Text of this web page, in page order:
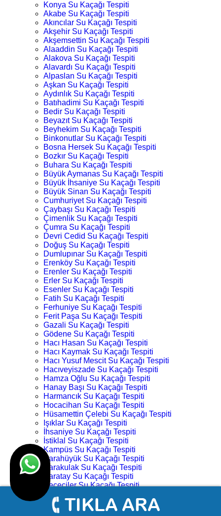
Konya Su Kaçağı Tespiti
Akabe Su Kaçağı Tespiti
Akıncılar Su Kaçağı Tespiti
Akşehir Su Kaçağı Tespiti
Akşemsettin Su Kaçağı Tespiti
Alaaddin Su Kaçağı Tespiti
Alakova Su Kaçağı Tespiti
Alavardı Su Kaçağı Tespiti
Alpaslan Su Kaçağı Tespiti
Aşkan Su Kaçağı Tespiti
Aydınlık Su Kaçağı Tespiti
Batıhadimi Su Kaçağı Tespiti
Bedir Su Kaçağı Tespiti
Beyazıt Su Kaçağı Tespiti
Beyhekim Su Kaçağı Tespiti
Binkonutlar Su Kaçağı Tespiti
Bosna Hersek Su Kaçağı Tespiti
Bozkır Su Kaçağı Tespiti
Buhara Su Kaçağı Tespiti
Büyük Aymanas Su Kaçağı Tespiti
Büyük İhsaniye Su Kaçağı Tespiti
Büyük Sinan Su Kaçağı Tespiti
Cumhuriyet Su Kaçağı Tespiti
Çaybaşı Su Kaçağı Tespiti
Çimenlik Su Kaçağı Tespiti
Çumra Su Kaçağı Tespiti
Devri Cedid Su Kaçağı Tespiti
Doğuş Su Kaçağı Tespiti
Dumlupınar Su Kaçağı Tespiti
Erenköy Su Kaçağı Tespiti
Erenler Su Kaçağı Tespiti
Erler Su Kaçağı Tespiti
Esenler Su Kaçağı Tespiti
Fatih Su Kaçağı Tespiti
Ferhuniye Su Kaçağı Tespiti
Ferit Paşa Su Kaçağı Tespiti
Gazali Su Kaçağı Tespiti
Gödene Su Kaçağı Tespiti
Hacı Hasan Su Kaçağı Tespiti
Hacı Kaymak Su Kaçağı Tespiti
Hacı Yusuf Mescit Su Kaçağı Tespiti
Hacıveyiszade Su Kaçağı Tespiti
Hamza Oğlu Su Kaçağı Tespiti
Hanay Başı Su Kaçağı Tespiti
Harmancık Su Kaçağı Tespiti
Hocacihan Su Kaçağı Tespiti
Hüsamettin Çelebi Su Kaçağı Tespiti
Işıklar Su Kaçağı Tespiti
İhsaniye Su Kaçağı Tespiti
İstiklal Su Kaçağı Tespiti
Kampüs Su Kaçağı Tespiti
Karahüyük Su Kaçağı Tespiti
Karakulak Su Kaçağı Tespiti
Karatay Su Kaçağı Tespiti
Keçeciler Su Kaçağı Tespiti
Keykubat Su Kaçağı Tespiti
Kılıç Aslan Su Kaçağı Tespiti
Kovanağzı Su Kaçağı Tespiti